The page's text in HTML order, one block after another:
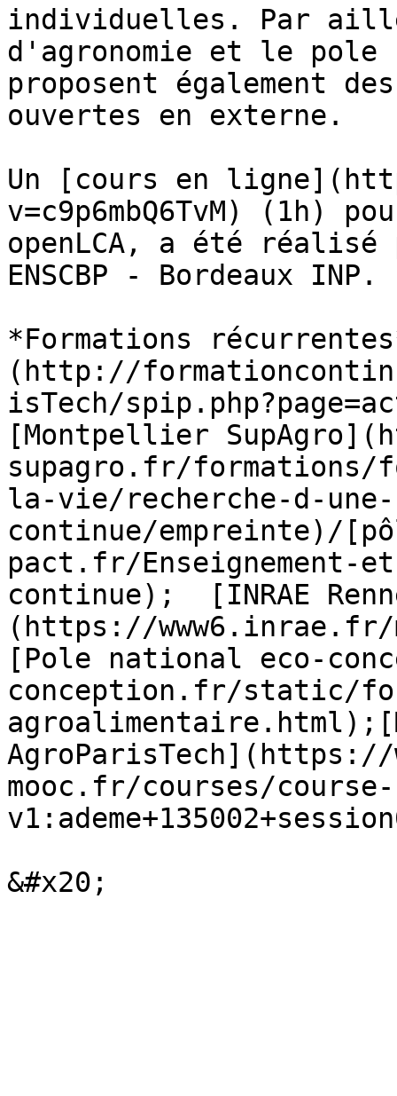
individuelles. Par
d'agronomie et le pole
proposent également
ouvertes en externe.
Un [cours en
v=c9p6mbQ6TvM) (1h)
openLCA, a été
ENSCBP - Bordeaux
*Formations
(http://
isTech/
[Montpellier
supagro.fr/formations/
la-vie/recherche-d-
continue/empreinte)/
pact.fr/Enseignement-
continue);  [INRAE
(https://
[Pole national eco-
conception.fr/static/
AgroParisTech](https://
mooc.fr/courses/course-